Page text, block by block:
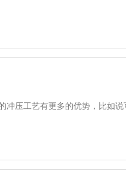
压工艺有更多的优势，比如